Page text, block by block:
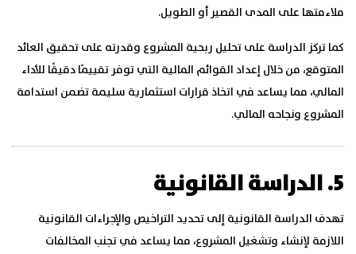
ملاءمتها على المدى القصير أو الطويل.
كما تركز الدراسة على تحليل ربحية المشروع وقدرته على تحقيق العائد
المتوقع، من خلال إعداد القوائم المالية التي توفر تقييمًا دقيقًا للأداء
المالي، مما يساعد في اتخاذ قرارات استثمارية سليمة تضمن استدامة
المشروع ونجاحه المالي.
5. الدراسة القانونية
تهدف الدراسة القانونية إلى تحديد التراخيص والإجراءات القانونية
اللازمة لإنشاء وتشغيل المشروع، مما يساعد في تجنب المخالفات